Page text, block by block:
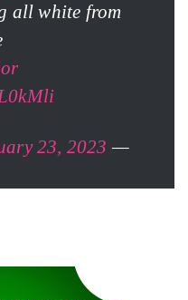
all white from
— Dior (@Dior)
23, 2023